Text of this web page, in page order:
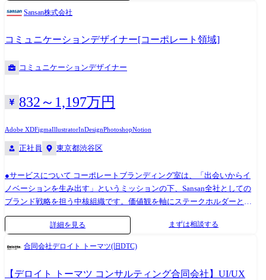
GoogleDataStudio / Bitrise / GitHub Actions / Kotlin Multiplatform Mobile
共通するポイントとしては以下です。
Sansan株式会社
コミュニケーションデザイナー[コーポレート領域]
コミュニケーションデザイナー
832～1,197万円
Adobe XDFigmaIllustratorInDesignPhotoshopNotion
正社員 東京都渋谷区
●サービスについて コーポレートブランディング室は、「出会いからイ
ノベーションを生み出す」というミッションの下、Sansan全社としての
ブランド戦略を担う中核組織です。価値観を軸にステークホルダーと共
に歩み、一貫性のあるブランドコミュニケーションを実現しています。
●組織のミッション Sansanのカタチを基盤として、コーポレートブラン
ドの一貫性を守り、社内外のステークホルダーとの協働を通じて、ブラ
ランド体験を設計・推進するポジションです。 媒体を問わずクリエイテ
詳細を見る まずは相談する
合同会社デロイト トーマツ(旧DTC)
【デロイト トーマツ コンサルティング合同会社】UI/UX